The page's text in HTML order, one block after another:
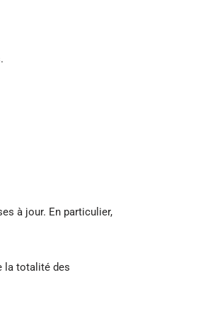
à jour. En particulier,
la totalité des